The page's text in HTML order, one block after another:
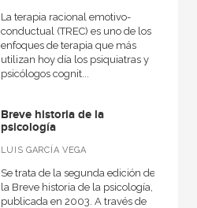
La terapia racional emotivo-
conductual (TREC) es uno de los
enfoques de terapia que más
utilizan hoy día los psiquiatras y
psicólogos cognit...
Breve historia de la
psicología
LUIS GARCÍA VEGA
Se trata de la segunda edición de
la Breve historia de la psicología,
publicada en 2003. A través de